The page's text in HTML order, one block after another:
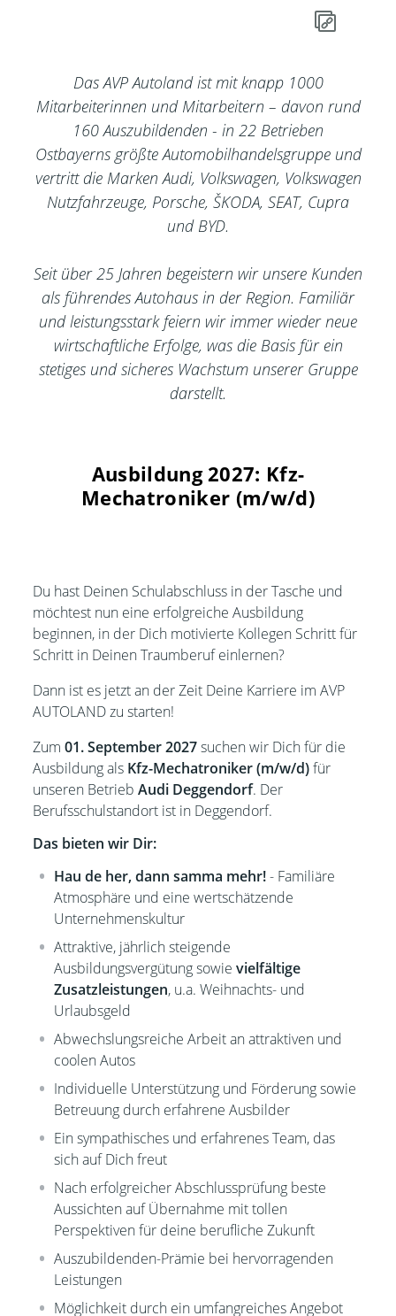
Das AVP Autoland ist mit knapp 1000
Mitarbeiterinnen und Mitarbeitern – davon rund
160 Auszubildenden - in 22 Betrieben
Ostbayerns größte Automobilhandelsgruppe und
vertritt die Marken Audi, Volkswagen, Volkswagen
Nutzfahrzeuge, Porsche, ŠKODA, SEAT, Cupra
und BYD.
Seit über 25 Jahren begeistern wir unsere Kunden
als führendes Autohaus in der Region. Familiär
und leistungsstark feiern wir immer wieder neue
wirtschaftliche Erfolge, was die Basis für ein
stetiges und sicheres Wachstum unserer Gruppe
darstellt.
Ausbildung 2027: Kfz-
Mechatroniker (m/w/d)
Du hast Deinen Schulabschluss in der Tasche und
möchtest nun eine erfolgreiche Ausbildung
beginnen, in der Dich motivierte Kollegen Schritt für
Schritt in Deinen Traumberuf einlernen?
Dann ist es jetzt an der Zeit Deine Karriere im AVP
AUTOLAND zu starten!
Zum01. September 2027suchen wir Dich für die
Ausbildung als Kfz-Mechatroniker (m/w/d)für
unseren BetriebAudi Deggendorf. Der
Berufsschulstandort ist in Deggendorf.
Das bieten wir Dir:
Hau de her, dann samma mehr!- Familiäre
Atmosphäre und eine wertschätzende
Unternehmenskultur
Attraktive, jährlich steigende
Ausbildungsvergütung sowievielfältige
Zusatzleistungen, u.a. Weihnachts- und
Urlaubsgeld
Abwechslungsreiche Arbeit an attraktiven und
coolen Autos
Individuelle Unterstützung und Förderung sowie
Betreuung durch erfahrene Ausbilder
Ein sympathisches und erfahrenes Team, das
sich auf Dich freut
Nach erfolgreicher Abschlussprüfung beste
Aussichten auf Übernahme mit tollen
Perspektiven für deine berufliche Zukunft
Auszubildenden-Prämie bei hervorragenden
Leistungen
Möglichkeit durch ein umfangreiches Angebot